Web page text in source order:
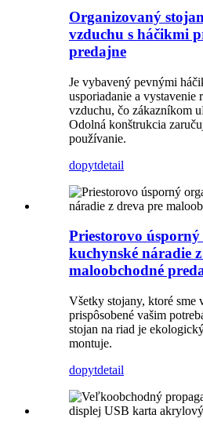
Organizovaný
vzduchu s háčikmi
predajne
Je vybavený pevnými
usporiadanie a vystavenie
vzduchu, čo zákazníkom
Odolná konštrukcia
používanie.
dopytdetail
Priestorovo
kuchynské náradie
maloobchodné
Všetky stojany, ktoré sme
prispôsobené vašim
stojan na riad je
montuje.
dopytdetail